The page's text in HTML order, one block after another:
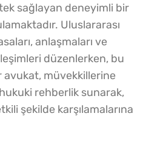
sağlayan deneyimli bir
Uluslararası
anlaşmaları ve
düzenlerken, bu
avukat, müvekkillerine
rehberlik sunarak,
şekilde karşılamalarına